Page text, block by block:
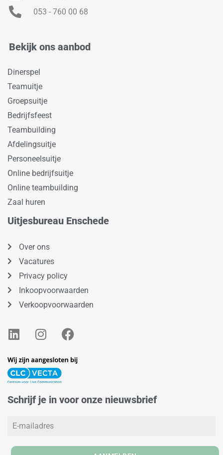
053 - 760 00 68
Bekijk ons aanbod
Dinerspel
Teamuitje
Groepsuitje
Bedrijfsfeest
Teambuilding
Afdelingsuitje
Personeelsuitje
Online bedrijfsuitje
Online teambuilding
Zaal huren
Uitjesbureau Enschede
Over ons
Vacatures
Privacy policy
Inkoopvoorwaarden
Verkoopvoorwaarden
L
i
k
e
i
I
n
t
a
r
m
F
a
e
o
Schrijf je in voor onze nieuwsbrief